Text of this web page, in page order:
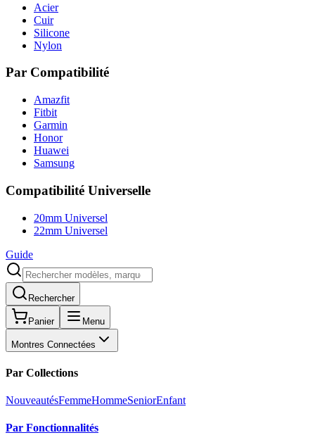
Acier
Cuir
Silicone
Nylon
Par Compatibilité
Amazfit
Fitbit
Garmin
Honor
Huawei
Samsung
Compatibilité Universelle
20mm Universel
22mm Universel
Guide
Rechercher
Panier Menu
Montres Connectées
Par Collections
NouveautésFemmeHommeSeniorEnfant
Par Fonctionnalités